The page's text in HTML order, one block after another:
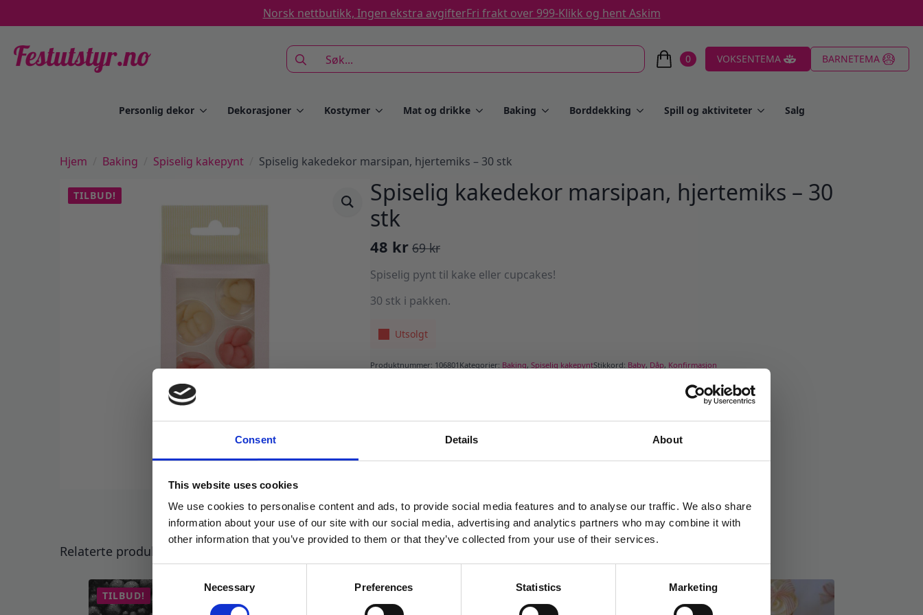
Consent Details About
This website uses cookies
We use cookies to personalise content and ads, to provide social media features and to analyse our traffic. We also share
information about your use of our site with our social media, advertising and analytics partners who may combine it with
other information that you’ve provided to them or that they’ve collected from your use of their services.
Necessary Preferences Statistics Marketing
Norsk nettbutikk, Ingen ekstra avgifterFri frakt over 999-Klikk og hent Askim
Search
for:
0 VOKSENTEMA BARNETEMA
Personlig dekor Dekorasjoner Kostymer Mat og drikke Baking Borddekking Spill og aktiviteter Salg
Hjem Baking Spiselig kakepynt Spiselig kakedekor marsipan, hjertemiks – 30 stk
TILBUD!
Spiselig kakedekor marsipan, hjertemiks – 30
stk
69kr
Opprinnelig
pris
69 kr.
48 kr
Nåværende
pris
48 kr.
Spiselig pynt til kake eller cupcakes!
30 stk i pakken.
Utsolgt
Produktnummer: 106801 Kategorier: Baking,Spiselig kakepyntStikkord: Baby, Dåp, Konfirmasjon
Relaterte produkter
TILBUD!
få eksklusive tilbud og masse
inspirasjon rett i innboksen